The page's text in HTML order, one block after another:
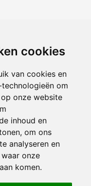
cookies
van cookies en
om
onze website
inhoud en
om ons
analyseren en
onze
komen.
Tirol.eu
|Herroepingsrecht
Beoordelingen